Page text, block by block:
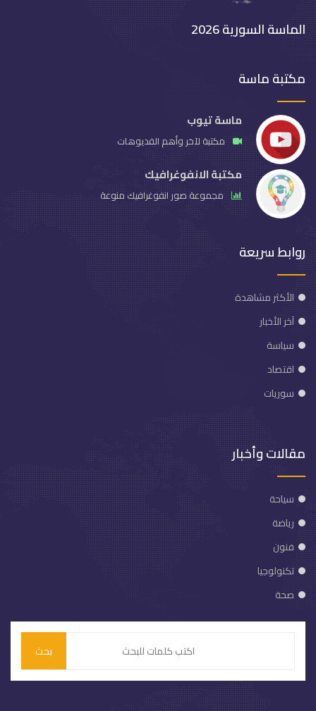
الماسة السورية 2026
مكتبة ماسة
ماسة تيوب
مكتبة لآخر وأهم الفديوهات
مكتبة الانفوغرافيك
مجموعة صور انفوغرافيك منوعة
روابط سريعة
الأكثر مشاهدة
آخر الأخبار
سياسة
اقتصاد
سوريات
مقالات وأخبار
سياحة
رياضة
فنون
تكنولوجيا
صحة
بحث